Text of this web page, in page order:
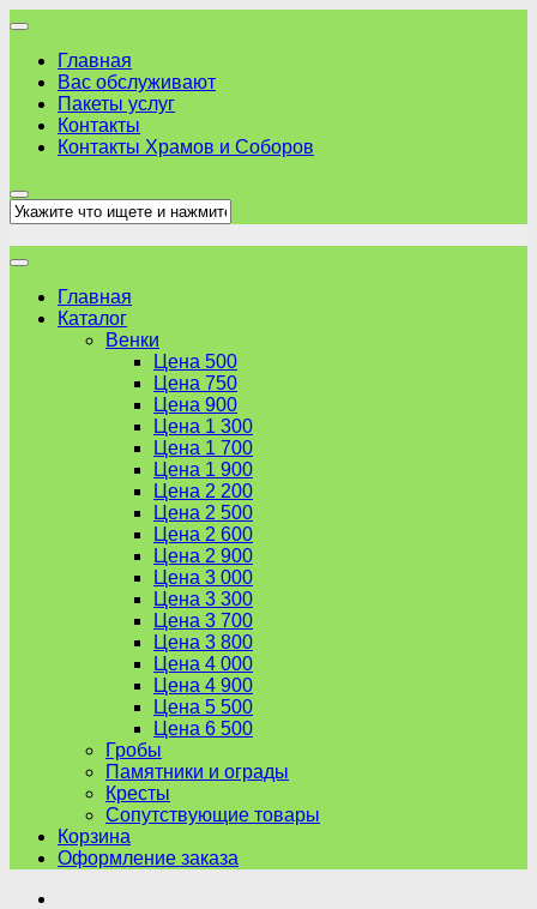
Skip
contentГлавная
Вас обслуживают
Пакеты услуг
Контакты
Контакты Храмов и Соборов
Главная
Каталог
Венки
Цена 500
Цена 750
Цена 900
Цена 1 300
Цена 1 700
Цена 1 900
Цена 2 200
Цена 2 500
Цена 2 600
Цена 2 900
Цена 3 000
Цена 3 300
Цена 3 700
Цена 3 800
Цена 4 000
Цена 4 900
Цена 5 500
Цена 6 500
Гробы
Памятники и ограды
Кресты
Сопутствующие товары
Корзина
Оформление заказа